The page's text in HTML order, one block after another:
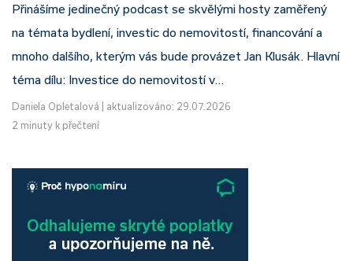
Přinášíme jedinečný podcast se skvělými hosty zaměřený
na témata bydlení, investic do nemovitostí, financování a
mnoho dalšího, kterým vás bude provázet Jan Klusák. Hlavní
téma dílu: Investice do nemovitostí v…
Daniela Opletalová
aktualizováno: 29.07.2026
2 minuty k přečtení